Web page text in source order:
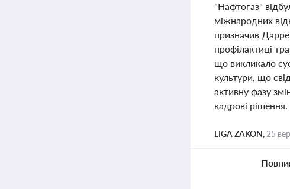
"Нафтогаз"
міжнародних
призначив
профілактиці
що викликало
культури, що
активну фазу
кадрові рішення.
LIGA ZAKON, 25